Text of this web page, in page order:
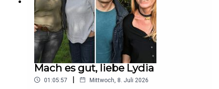
Mach es gut, liebe Lydia
01:05:57 | Mittwoch, 8. Juli 2026